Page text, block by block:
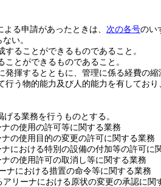
よる申請があったときは、 次の各号のい
い。
ることができるものであること。
とができるものであること。
発揮するとともに、管理に係る経費の縮
行う物的能力及び人的能力を有しており
る業務を行うものとする。
の使用の許可等に関する業務
の使用目的の変更の許可に関する業務
における特別の設備の付加等の許可に
の使用許可の取消し等に関する業務
ナにおける措置の命令等に関する業務
アリーナにおける原状の変更の承認に関